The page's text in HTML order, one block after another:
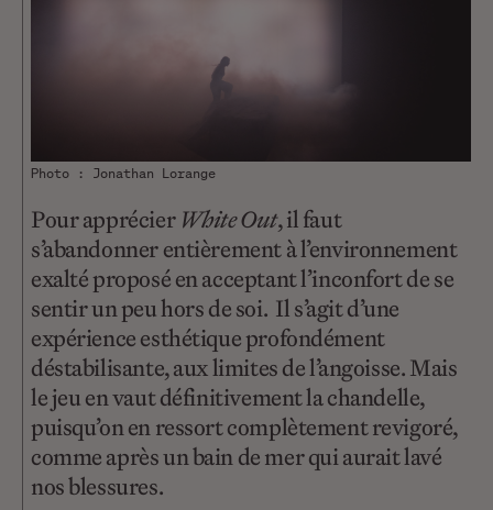
Photo : Jonathan Lorange
Pour apprécier White Out, il faut
s’abandonner entièrement à l’environnement
exalté proposé en acceptant l’inconfort de se
sentir un peu hors de soi. Il s’agit d’une
expérience esthétique profondément
déstabilisante, aux limites de l’angoisse. Mais
le jeu en vaut définitivement la chandelle,
puisqu’on en ressort complètement revigoré,
comme après un bain de mer qui aurait lavé
nos blessures.